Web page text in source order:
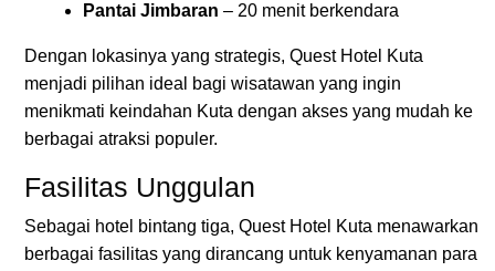
Pantai Jimbaran – 20 menit berkendara
Dengan lokasinya yang strategis, Quest Hotel Kuta
menjadi pilihan ideal bagi wisatawan yang ingin
menikmati keindahan Kuta dengan akses yang mudah ke
berbagai atraksi populer.
Fasilitas Unggulan
Sebagai hotel bintang tiga, Quest Hotel Kuta menawarkan
berbagai fasilitas yang dirancang untuk kenyamanan para